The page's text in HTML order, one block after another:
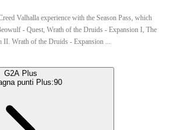
Valhalla experience with the Season Pass, which
- Quest, Wrath of the Druids - Expansion I, The
II. Wrath of the Druids - Expansion ...
G2A Plus
punti Plus:90